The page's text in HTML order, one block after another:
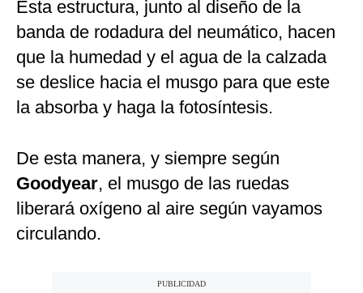
Esta estructura, junto al diseño de la
banda de rodadura del neumático, hacen
que la humedad y el agua de la calzada
se deslice hacia el musgo para que este
la absorba y haga la fotosíntesis.
De esta manera, y siempre según
Goodyear, el musgo de las ruedas
liberará oxígeno al aire según vayamos
circulando.